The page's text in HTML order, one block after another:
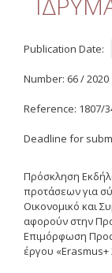
Οδηγός
Δημοσιότητα
Logos -
Ε.Σ.Π.Α.
ΕΠ
Διά
Publication Date:
Number: 66 / 2020
Reference: 1807/
Deadline for
Πρόσκληση
προτάσεων για
Οικονομικό και
αφορούν στην
Επιμόρφωση
έργου «Erasmus+